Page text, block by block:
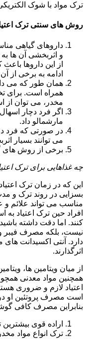
ترک مواد با شوک
روش های سنتی ترک
داروهای گیاهی
و اثربخشی آن ها
از این داروها
ادامه به برخی از
همان طور که می
همراه است. برای
مخدر، می توان از
اگر فرد دچار
مارشمالو داد.
در صورتی که فرد
می توانند بسیار
برخی از روش های
چه غذاهایی برای ترک
این که در زمان ترک
بسزایی در روند ترک و
مناسب می تواند علائم و
افراد حین ترک اعتیاد به
کنند. اما دقت داشته
نیست، بلکه مصرف فیبر
دارد. آنتی اکسیدانت های
اثرگذارند.
همچنین مواد معدنی
اعتیاد لازم و ضروری
است مصرف پروتئین او
بنابراین مصرف کافی
اراده قوی بیشترین
ترک انواع مواد مخدر